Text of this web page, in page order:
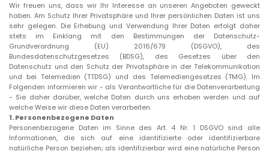
Wir freuen uns, dass wir Ihr Interesse an unseren Angeboten geweckt
haben. Am Schutz Ihrer Privatsphäre und Ihrer persönlichen Daten ist uns
sehr gelegen. Die Erhebung und Verwendung Ihrer Daten erfolgt daher
stets im Einklang mit den Bestimmungen der Datenschutz-
Grundverordnung (EU) 2016/679 (DSGVO), des
Bundesdatenschutzgesetzes (BDSG), des Gesetzes über den
Datenschutz und den Schutz der Privatsphäre in der Telekommunikation
und bei Telemedien (TTDSG) und des Telemediengesetzes (TMG). Im
Folgenden informieren wir - als Verantwortliche für die Datenverarbeitung
- Sie daher darüber, welche Daten durch uns erhoben werden und auf
welche Weise wir diese Daten verarbeiten.
1. Personenbezogene Daten
Personenbezogene Daten im Sinne des Art. 4 Nr. 1 DSGVO sind alle
Informationen, die sich auf eine identifizierte oder identifizierbare
natürliche Person beziehen; als identifizierbar wird eine natürliche Person